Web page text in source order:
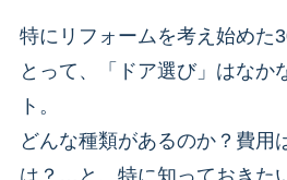
特にリフォームを考え始めた
とって、「ドア選び」はなか
ト。
どんな種類があるのか？費用